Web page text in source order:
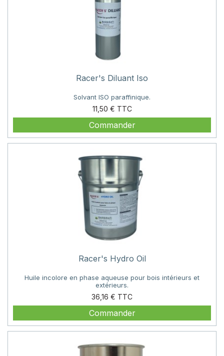
Racer's Diluant Iso
Solvant ISO paraffinique.
11,50 €
Prix
Commander
Racer's Hydro Oil
Huile incolore en phase aqueuse pour bois intérieurs et
extérieurs.
36,16 €
Prix
Commander